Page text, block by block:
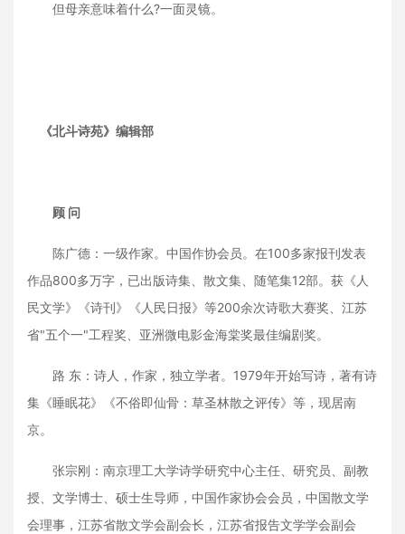
但母亲意味着什么?一面灵镜。
《北斗诗苑》编辑部
顾 问
陈广德：一级作家。中国作协会员。在100多家报刊发表
作品800多万字，已出版诗集、散文集、随笔集12部。获《人
民文学》《诗刊》《人民日报》等200余次诗歌大赛奖、江苏
省"五个一"工程奖、亚洲微电影金海棠奖最佳编剧奖。
路 东：诗人，作家，独立学者。1979年开始写诗，著有诗
集《睡眠花》《不俗即仙骨：草圣林散之评传》等，现居南
京。
张宗刚：南京理工大学诗学研究中心主任、研究员、副教
授、文学博士、硕士生导师，中国作家协会会员，中国散文学
会理事，江苏省散文学会副会长，江苏省报告文学学会副会